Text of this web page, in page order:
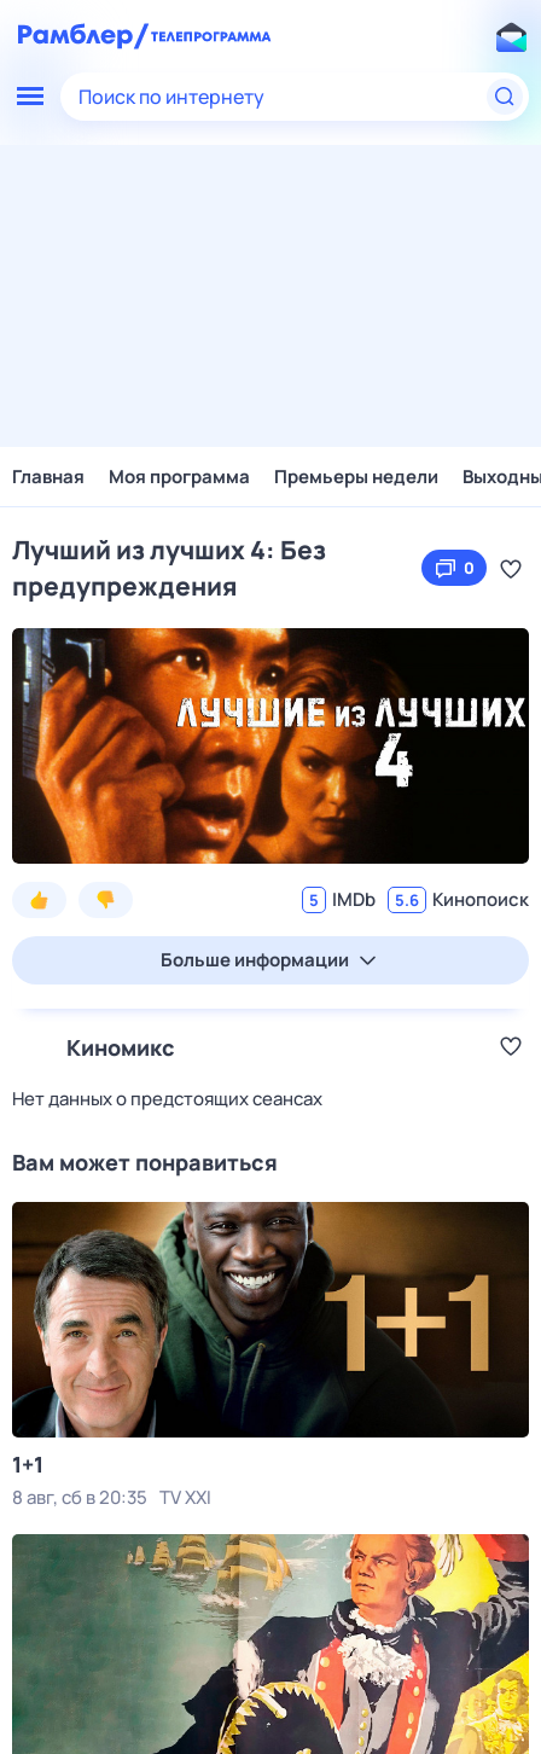
Поиск по интернету
Главная Моя программа Премьеры недели
Лучший из лучших 4: Без
предупреждения
0
5 IMDb 5.6 Кинопоиск
Больше информации
Киномикс
Нет данных о предстоящих сеансах
Вам может понравиться
1+1
8 авг, сб в 20:35 TV XXI